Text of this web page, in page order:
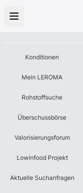
Konditionen
Mein LEROMA
Rohstoffsuche
Überschussbörse
Valorisierungsforum
Lowinfood Projekt
Aktuelle Suchanfragen